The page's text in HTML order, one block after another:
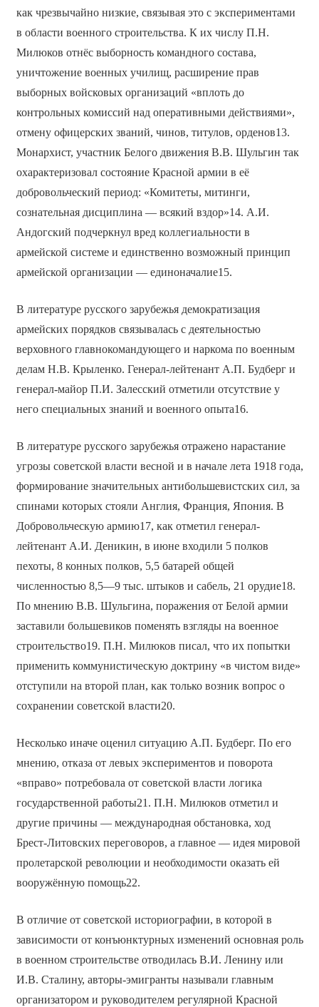
как чрезвычайно низкие, связывая это с экспериментами
в области военного строительства. К их числу П.Н.
Милюков отнёс выборность командного состава,
уничтожение военных училищ, расширение прав
выборных войсковых организаций «вплоть до
контрольных комиссий над оперативными действиями»,
отмену офицерских званий, чинов, титулов, орденов13.
Монархист, участник Белого движения В.В. Шульгин так
охарактеризовал состояние Красной армии в её
добровольческий период: «Комитеты, митинги,
сознательная дисциплина — всякий вздор»14. А.И.
Андогский подчеркнул вред коллегиальности в
армейской системе и единственно возможный принцип
армейской организации — единоначалие15.
В литературе русского зарубежья демократизация
армейских порядков связывалась с деятельностью
верховного главнокомандующего и наркома по военным
делам Н.В. Крыленко. Генерал-лейтенант А.П. Будберг и
генерал-майор П.И. Залесский отметили отсутствие у
него специальных знаний и военного опыта16.
В литературе русского зарубежья отражено нарастание
угрозы советской власти весной и в начале лета 1918 года,
формирование значительных антибольшевистских сил, за
спинами которых стояли Англия, Франция, Япония. В
Добровольческую армию17, как отметил генерал-
лейтенант А.И. Деникин, в июне входили 5 полков
пехоты, 8 конных полков, 5,5 батарей общей
численностью 8,5—9 тыс. штыков и сабель, 21 орудие18.
По мнению В.В. Шульгина, поражения от Белой армии
заставили большевиков поменять взгляды на военное
строительство19. П.Н. Милюков писал, что их попытки
применить коммунистическую доктрину «в чистом виде»
отступили на второй план, как только возник вопрос о
сохранении советской власти20.
Несколько иначе оценил ситуацию А.П. Будберг. По его
мнению, отказа от левых экспериментов и поворота
«вправо» потребовала от советской власти логика
государственной работы21. П.Н. Милюков отметил и
другие причины — международная обстановка, ход
Брест-Литовских переговоров, а главное — идея мировой
пролетарской революции и необходимости оказать ей
вооружённую помощь22.
В отличие от советской историографии, в которой в
зависимости от конъюнктурных изменений основная роль
в военном строительстве отводилась В.И. Ленину или
И.В. Сталину, авторы-эмигранты называли главным
организатором и руководителем регулярной Красной